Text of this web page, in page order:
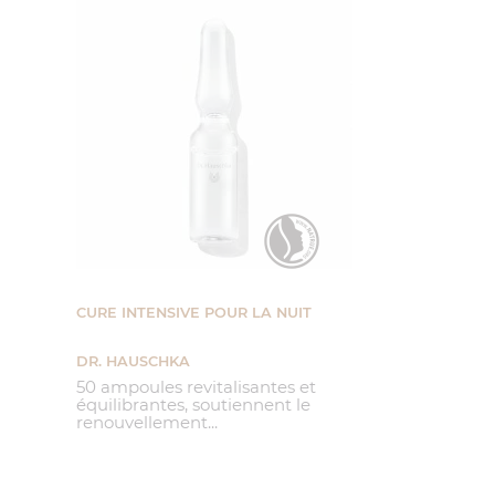
CURE INTENSIVE POUR LA NUIT
DR. HAUSCHKA
50 ampoules revitalisantes et
équilibrantes, soutiennent le
renouvellement...